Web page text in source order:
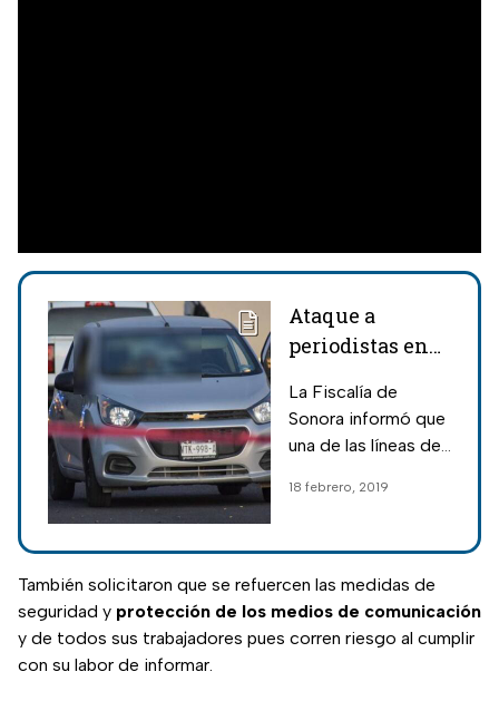
Ataque a
periodistas en
“actividades
ilícitas”
La Fiscalía de
Sonora informó que
una de las líneas de
apunta a que el
estar “relacionado a
actividades ilícitas”.
18 febrero, 2019
También solicitaron que se refuercen las medidas de
seguridad y protección de los medios de comunicación
y de todos sus trabajadores pues corren riesgo al cumplir
con su labor de informar.